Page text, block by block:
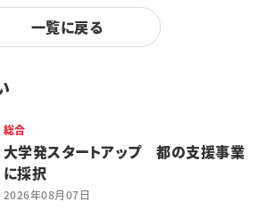
一覧に戻る
総合
大学発スタートアップ 都の支援事業
に採択
2026年08月07日